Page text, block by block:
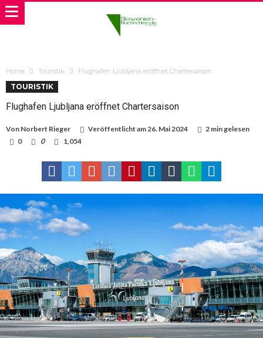
Home Touristik Flughafen Ljubljana eröffnet Chartersaison
TOURISTIK
Flughafen Ljubljana eröffnet Chartersaison
Von Norbert Rieger Veröffentlicht am26. Mai 2024
2 min gelesen
0
0 1,054